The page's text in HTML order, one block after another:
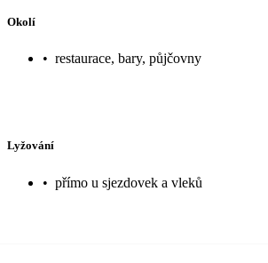
Okolí
• restaurace, bary, půjčovny
Lyžování
• přímo u sjezdovek a vleků